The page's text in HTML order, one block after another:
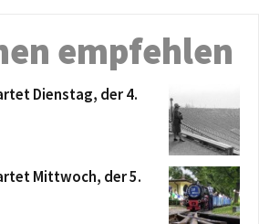
empfehlen
Dienstag, der 4.
Mittwoch, der 5.